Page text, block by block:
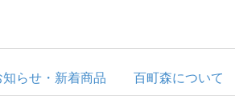
知らせ・新着商品 百町森について